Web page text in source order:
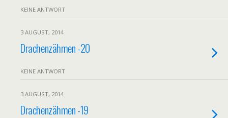
KEINE ANTWORT
3 AUGUST, 2014
Drachenzähmen -20
KEINE ANTWORT
3 AUGUST, 2014
Drachenzähmen -19